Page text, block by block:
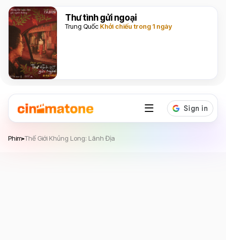
Thư tình gửi ngoại
Trung Quốc Khởi chiếu trong 1 ngày
Phim▸Thế Giới Khủng Long: Lãnh Địa